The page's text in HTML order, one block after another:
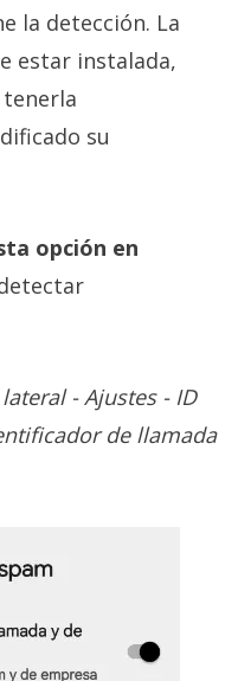
la detección. La
estar instalada,
su
opción en
- Ajustes - ID
de llamada